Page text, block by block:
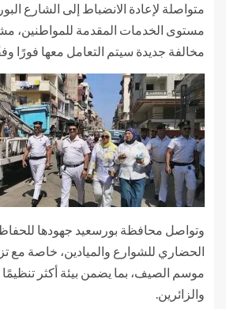
متواصلة لإعادة الانضباط إلى الشارع
مستوى الخدمات المقدمة للمواطنين،
مخالفة جديدة سيتم التعامل معها فورًا
وتواصل محافظة بورسعيد جهودها
الحضاري للشوارع والميادين، خاصة مع
موسم الصيف، بما يضمن بيئة أكثر تنظيمًا
والزائرين.